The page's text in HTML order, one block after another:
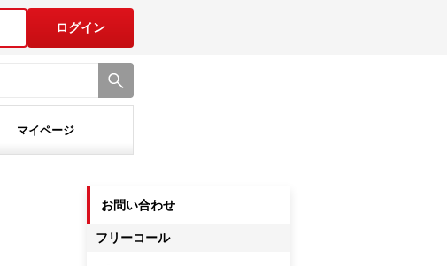
ログイン
マイページ
お問い合わせ
フリーコール